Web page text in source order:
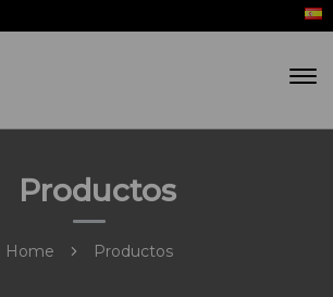
Productos
Home Productos